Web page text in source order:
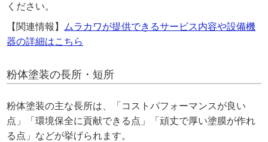
ください。
【関連情報】
ムラカワが提供できるサービス内容や設備機
器の詳細はこちら
粉体塗装の長所・短所
粉体塗装の主な長所は、「コストパフォーマンスが良い
点」「環境保全に貢献できる点」「頑丈で厚い塗膜が作れ
る点」などが挙げられます。